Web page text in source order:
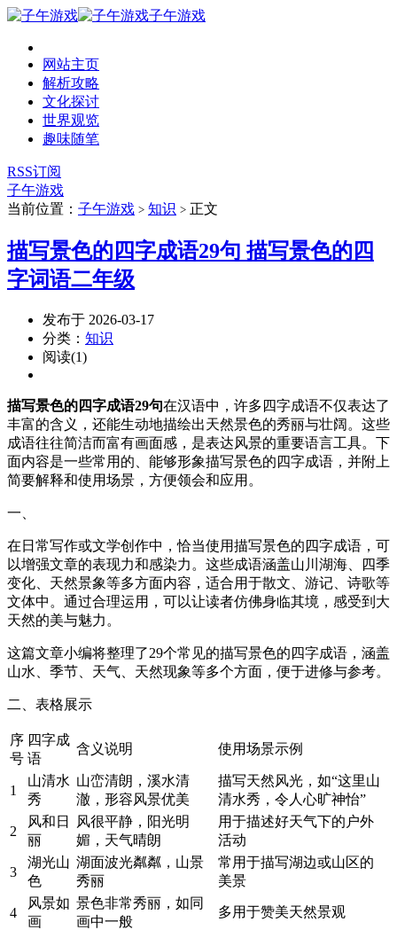
子午游戏
网站主页
解析攻略
文化探讨
世界观览
趣味随笔
RSS订阅
子午游戏
当前位置： 子午游戏 > 知识 > 正文
描写景色的四字成语29句 描写景色的四
字词语二年级
发布于 2026-03-17
分类： 知识
阅读(1)
描写景色的四字成语29句在汉语中，许多四字成语不仅表达了
丰富的含义，还能生动地描绘出天然景色的秀丽与壮阔。这些
成语往往简洁而富有画面感，是表达风景的重要语言工具。下
面内容是一些常用的、能够形象描写景色的四字成语，并附上
简要解释和使用场景，方便领会和应用。
一、
在日常写作或文学创作中，恰当使用描写景色的四字成语，可
以增强文章的表现力和感染力。这些成语涵盖山川湖海、四季
变化、天然景象等多方面内容，适合用于散文、游记、诗歌等
文体中。通过合理运用，可以让读者仿佛身临其境，感受到大
天然的美与魅力。
这篇文章小编将整理了29个常见的描写景色的四字成语，涵盖
山水、季节、天气、天然现象等多个方面，便于进修与参考。
二、表格展示
序
号
四字成
语
含义说明 使用场景示例
1
山清水
秀
山峦清朗，溪水清
澈，形容风景优美
描写天然风光，如“这里山
清水秀，令人心旷神怡”
2
风和日
丽
风很平静，阳光明
媚，天气晴朗
用于描述好天气下的户外
活动
3
湖光山
色
湖面波光粼粼，山景
秀丽
常用于描写湖边或山区的
美景
4
风景如
画
景色非常秀丽，如同
画中一般
多用于赞美天然景观